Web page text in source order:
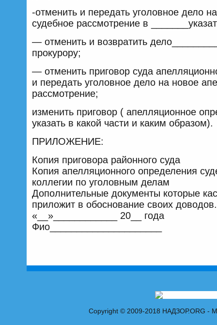
-отменить и передать уголовное дело
судебное рассмотрение в
— отменить и возвратить
прокурору;
— отменить приговор суда
и передать уголовное дело на новое
рассмотрение;
изменить приговор ( апелляционное
указать в какой части и каким образом).
ПРИЛОЖЕНИЕ:
Копия приговора районного суда
Копия апелляционного определения
коллегии по уголовным делам
Дополнительные документы которые
приложит в обоснование своих доводов.
«__»____________ 20__ года
Фио_____________________
Copyright © 2009-2018 НАДЗОР.ORG -